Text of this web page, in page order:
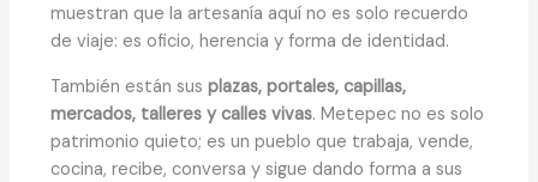
muestran que la artesanía aquí no es solo recuerdo
de viaje: es oficio, herencia y forma de identidad.
También están susplazas, portales, capillas,
mercados, talleres y calles vivas. Metepec no es solo
patrimonio quieto; es un pueblo que trabaja, vende,
cocina, recibe, conversa y sigue dando forma a sus